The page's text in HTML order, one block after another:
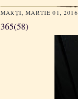
MARȚI, MARTIE 01, 2016
365(58)